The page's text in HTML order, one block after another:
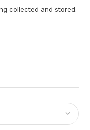
collected and stored.